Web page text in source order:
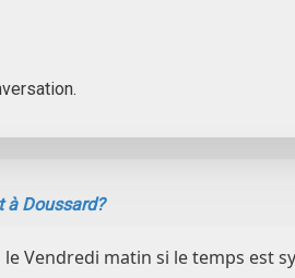
à Doussard?
Vendredi matin si le temps est